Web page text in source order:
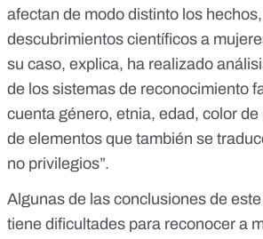
afectan de modo distinto los
descubrimientos científicos a
su caso, explica, ha realizado
de los sistemas de reconocimiento
cuenta género, etnia, edad, color de
de elementos que también se
no privilegios”.
Algunas de las conclusiones de
tiene dificultades para reconocer a